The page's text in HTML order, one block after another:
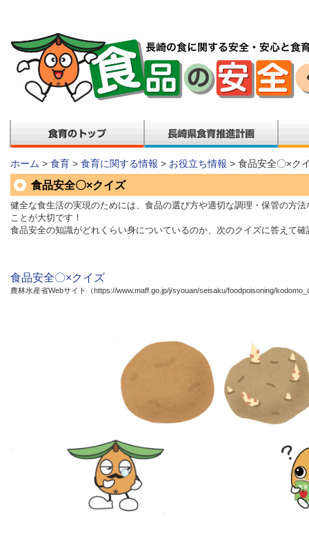
ホーム > 食育 > 食育に関する情報 > お役立ち情報 > 食品安全〇×ク
食品安全〇×クイズ
健全な食生活の実現のためには、食品の選び方や適切な調理・保管の方
ことが大切です！
食品安全の知識がどれくらい身についているのか、次のクイズに答えて
食品安全〇×クイズ
農林水産省Webサイト（https://www.maff.go.jp/j/syouan/seisaku/foodpoisoning/